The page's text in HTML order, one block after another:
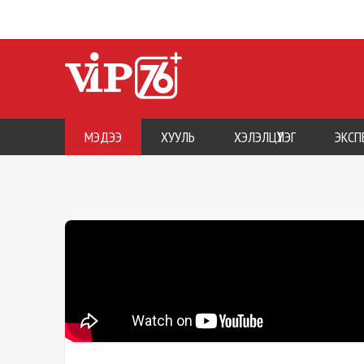
МЭДЭЭ ХУУЛЬ ХЭЛЭЛЦҮҮЛЭГ